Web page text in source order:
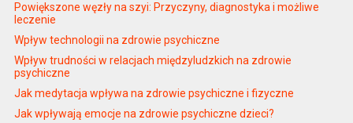
Powiększone węzły na szyi: Przyczyny, diagnostyka i możliwe
leczenie
Wpływ technologii na zdrowie psychiczne
Wpływ trudności w relacjach międzyludzkich na zdrowie
psychiczne
Jak medytacja wpływa na zdrowie psychiczne i fizyczne
Jak wpływają emocje na zdrowie psychiczne dzieci?